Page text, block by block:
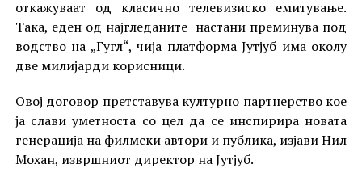
откажуваат од класично телевизиско емитување.
Така, еден од најгледаните настани преминува под
водство на „Гугл“, чија платформа Јутјуб има околу
две милијарди корисници.
Овој договор претставува културно партнерство кое
ја слави уметноста со цел да се инспирира новата
генерација на филмски автори и публика, изјави Нил
Мохан, извршниот директор на Јутјуб.